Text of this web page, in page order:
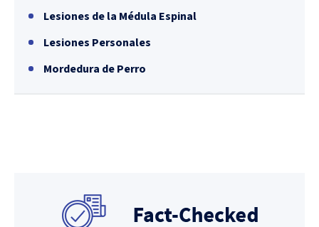
Lesiones de la Médula Espinal
Lesiones Personales
Mordedura de Perro